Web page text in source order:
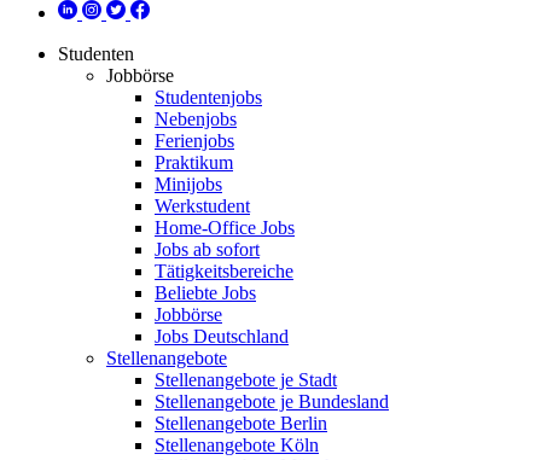
Studenten
Jobbörse
Studentenjobs
Nebenjobs
Ferienjobs
Praktikum
Minijobs
Werkstudent
Home-Office Jobs
Jobs ab sofort
Tätigkeitsbereiche
Beliebte Jobs
Jobbörse
Jobs Deutschland
Stellenangebote
Stellenangebote je Stadt
Stellenangebote je Bundesland
Stellenangebote Berlin
Stellenangebote Köln